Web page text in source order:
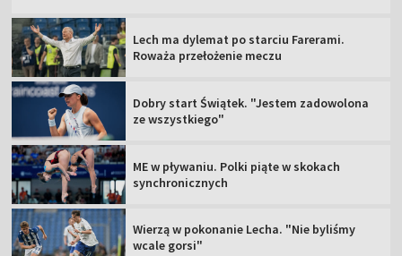
Lech ma dylemat po starciu Farerami.
Roważa przełożenie meczu
Dobry start Świątek. "Jestem zadowolona
ze wszystkiego"
ME w pływaniu. Polki piąte w skokach
synchronicznych
Wierzą w pokonanie Lecha. "Nie byliśmy
wcale gorsi"